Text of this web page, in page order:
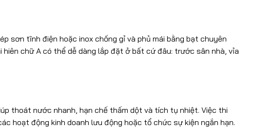
sơn tĩnh điện hoặc inox chống gỉ và phủ mái bằng bạt chuyên
chữ A có thể dễ dàng lắp đặt ở bất cứ đâu: trước sân nhà, vỉa
thoát nước nhanh, hạn chế thấm dột và tích tụ nhiệt. Việc thi
hoạt động kinh doanh lưu động hoặc tổ chức sự kiện ngắn hạn.